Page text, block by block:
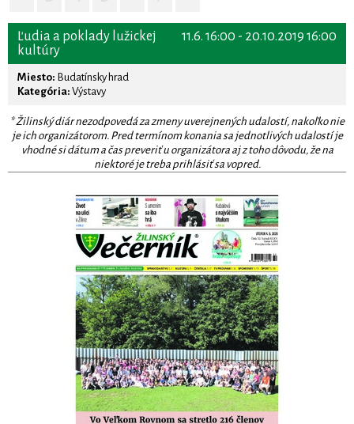
11.6. 16:00 - 20.10.2019 16:00
Ľudia a poklady lužickej
kultúry
Miesto: Budatínsky hrad
Kategória: Výstavy
* Žilinský diár nezodpovedá za zmeny uverejnených udalostí, nakoľko nie
je ich organizátorom. Pred termínom konania sa jednotlivých udalostí je
vhodné si dátum a čas preveriť u organizátora aj z toho dôvodu, že na
niektoré je treba prihlásiť sa vopred.